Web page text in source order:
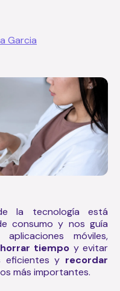
Garcia
la tecnología está
consumo y nos guía
móviles,
tiempo y evitar
eficientes y recordar
más importantes.